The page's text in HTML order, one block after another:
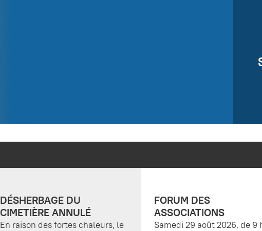
DÉSHERBAGE DU
CIMETIÈRE ANNULÉ
En raison des fortes chaleurs, le
FORUM DES
ASSOCIATIONS
Samedi 29 août 2026, de 9